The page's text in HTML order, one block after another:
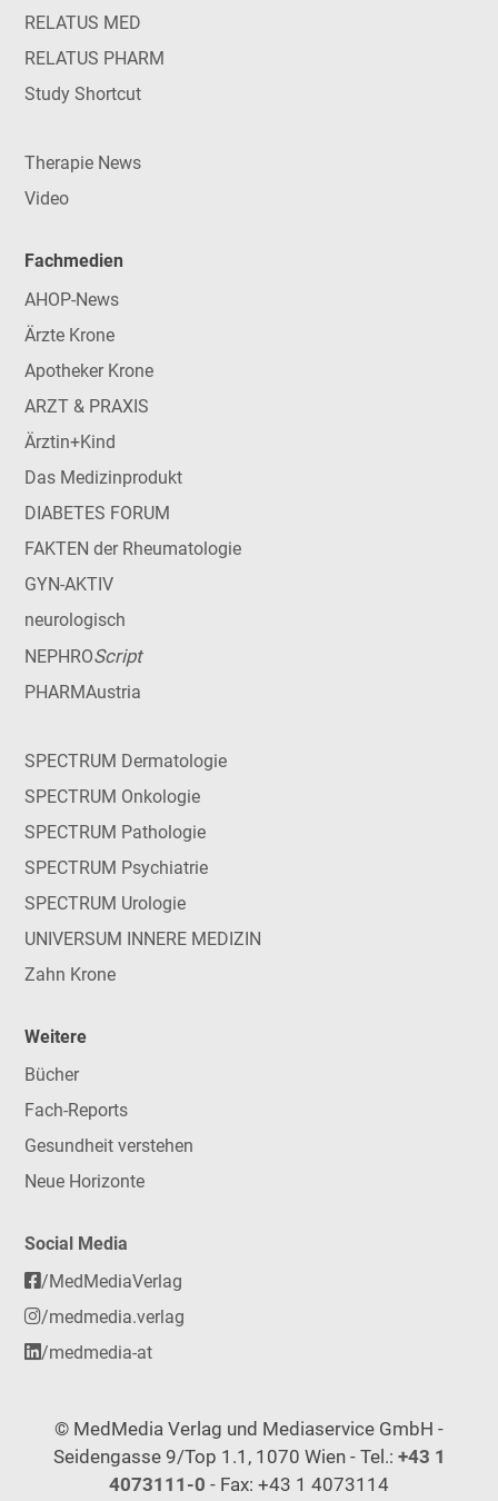
RELATUS MED
RELATUS PHARM
Study Shortcut
Therapie News
Video
Fachmedien
AHOP-News
Ärzte Krone
Apotheker Krone
ARZT & PRAXIS
Ärztin+Kind
Das Medizinprodukt
DIABETES FORUM
FAKTEN der Rheumatologie
GYN-AKTIV
neurologisch
NEPHROScript
PHARMAustria
SPECTRUM Dermatologie
SPECTRUM Onkologie
SPECTRUM Pathologie
SPECTRUM Psychiatrie
SPECTRUM Urologie
UNIVERSUM INNERE MEDIZIN
Zahn Krone
Weitere
Bücher
Fach-Reports
Gesundheit verstehen
Neue Horizonte
Social Media
/MedMediaVerlag
/medmedia.verlag
/medmedia-at
© MedMedia Verlag und Mediaservice GmbH -
Seidengasse 9/Top 1.1, 1070 Wien - Tel.: +43 1
4073111-0 - Fax: +43 1 4073114